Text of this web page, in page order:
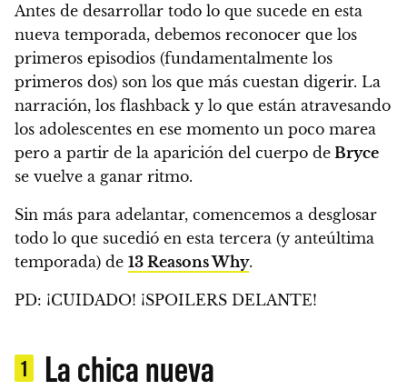
Antes de desarrollar todo lo que sucede en esta
nueva temporada, debemos reconocer que los
primeros episodios (fundamentalmente los
primeros dos) son los que más cuestan digerir. La
narración, los flashback y lo que están atravesando
los adolescentes en ese momento un poco marea
pero a partir de la aparición del cuerpo de Bryce
se vuelve a ganar ritmo.
Sin más para adelantar, comencemos a desglosar
todo lo que sucedió en esta tercera (y anteúltima
temporada) de 13 Reasons Why.
PD: ¡CUIDADO! ¡SPOILERS DELANTE!
1 La chica nueva